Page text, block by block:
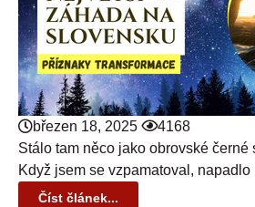
březen 18, 2025
4168
Stálo tam něco jako obrovské černé
Když jsem se vzpamatoval, napadlo
Číst článek...